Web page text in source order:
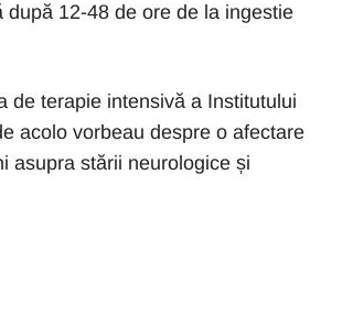
12-48 de ore de la ingestie
de terapie intensivă a Institutului
acolo vorbeau despre o afectare
asupra stării neurologice și